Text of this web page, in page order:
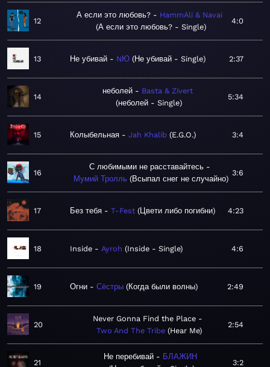
12
А если это любовь?
HammAli & Navai
А если это любовь? - Single
4:0
13 Не убивай NЮ Не убивай - Single 2:37
14
неболей
Basta & Zivert
неболей - Single
5:34
15 Колыбельная Jah Khalib E.G.O. 3:4
16
С любимыми не расставайтесь
Мумий Тролль
Всыпал снег не случайно
3:6
17 Без тебя T-Fest Цвети либо погибни 4:23
18 Inside Ayroh Inside - Single 4:6
19 Огни Сёстры Когда были волны 2:49
20
Never Gonna Find the Place
Two And The Tribe Hear Me
2:54
21
Не перебивай
БЛАЖИН
3:2